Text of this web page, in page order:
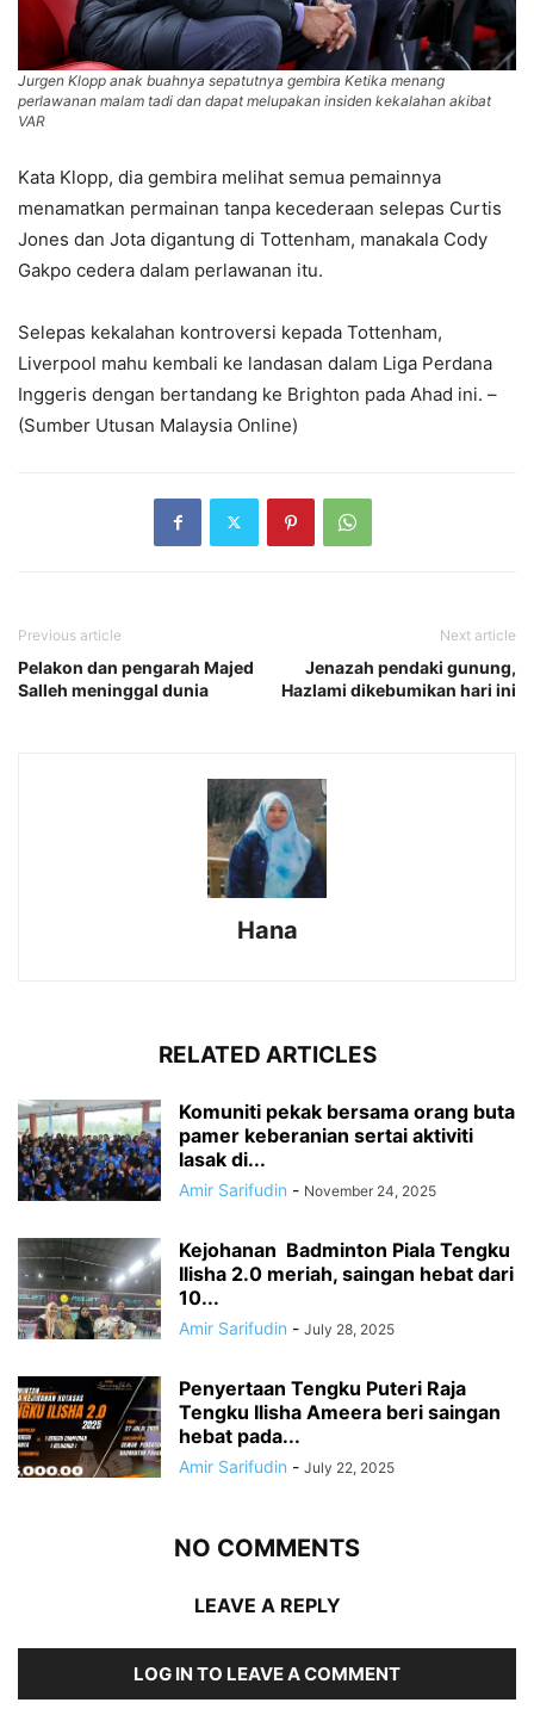
Jurgen Klopp anak buahnya sepatutnya gembira Ketika menang
perlawanan malam tadi dan dapat melupakan insiden kekalahan akibat
VAR
Kata Klopp, dia gembira melihat semua pemainnya
menamatkan permainan tanpa kecederaan selepas Curtis
Jones dan Jota digantung di Tottenham, manakala Cody
Gakpo cedera dalam perlawanan itu.
Selepas kekalahan kontroversi kepada Tottenham,
Liverpool mahu kembali ke landasan dalam Liga Perdana
Inggeris dengan bertandang ke Brighton pada Ahad ini. –
(Sumber Utusan Malaysia Online)
Previous article
Pelakon dan pengarah Majed
Salleh meninggal dunia
Next article
Jenazah pendaki gunung,
Hazlami dikebumikan hari ini
Hana
RELATED ARTICLES
Komuniti pekak bersama orang buta
pamer keberanian sertai aktiviti
lasak di...
Amir Sarifudin - November 24, 2025
Kejohanan Badminton Piala Tengku
Ilisha 2.0 meriah, saingan hebat dari
10...
Amir Sarifudin - July 28, 2025
Penyertaan Tengku Puteri Raja
Tengku Ilisha Ameera beri saingan
hebat pada...
Amir Sarifudin - July 22, 2025
NO COMMENTS
LEAVE A REPLY
LOG IN TO LEAVE A COMMENT